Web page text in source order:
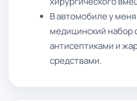
В автомобиле у
медицинский набор
антисептиками и
средствами.